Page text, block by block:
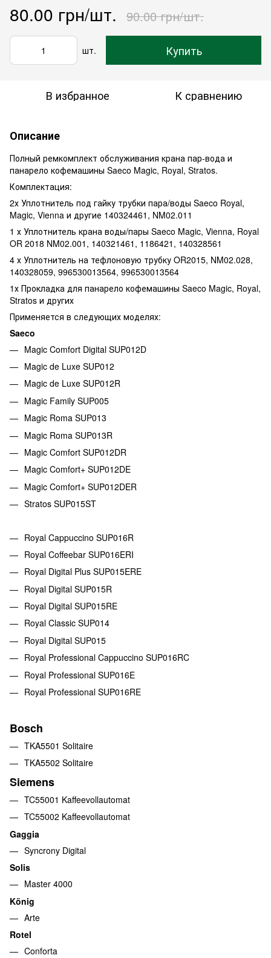
80.00 грн/шт. 90.00 грн/шт.
шт. Купить
В избранное К сравнению
Описание
Полный ремкомплект обслуживания крана пар-вода и
панарело кофемашины Saeco Magic, Royal, Stratos.
Комплектация:
2х Уплотнитель под гайку трубки пара/воды Saeco Royal,
Magic, Vienna и другие 140324461, NM02.011
1 х Уплотнитель крана воды/пары Saeco Magic, Vienna, Royal
OR 2018 NM02.001, 140321461, 1186421, 140328561
4 х Уплотнитель на тефлоновую трубку OR2015, NM02.028,
140328059, 996530013564, 996530013564
1х Прокладка для панарело кофемашины Saeco Magic, Royal,
Stratos и других
Применяется в следующих моделях:
Saeco
Magic Comfort Digital SUP012D
Magic de Luxe SUP012
Magic de Luxe SUP012R
Magic Family SUP005
Magic Roma SUP013
Magic Roma SUP013R
Magic Comfort SUP012DR
Magic Comfort+ SUP012DE
Magic Comfort+ SUP012DER
Stratos SUP015ST
Royal Cappuccino SUP016R
Royal Coffeebar SUP016ERI
Royal Digital Plus SUP015ERE
Royal Digital SUP015R
Royal Digital SUP015RE
Royal Classic SUP014
Royal Digital SUP015
Royal Professional Cappuccino SUP016RC
Royal Professional SUP016E
Royal Professional SUP016RE
Bosch
TKA5501 Solitaire
TKA5502 Solitaire
Siemens
TC55001 Kaffeevollautomat
TC55002 Kaffeevollautomat
Gaggia
Syncrony Digital
Solis
Master 4000
König
Arte
Rotel
Conforta